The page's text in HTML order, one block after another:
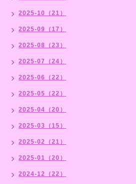
2025-10（21）
2025-09（17）
2025-08（23）
2025-07（24）
2025-06（22）
2025-05（22）
2025-04（20）
2025-03（15）
2025-02（21）
2025-01（20）
2024-12（22）